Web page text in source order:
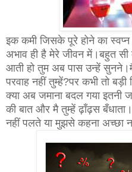
इक कमी जिसके पूरे होने का स्वप्न
अभाव ही है मेरे जीवन में।बहुत
आती हो तुम अब पास उन्हें
परवाह नहीं तुम्हें?पर कभी तो बड़ी
क्या अब जमाना बदल गया
की बात और मै तुम्हें ढ़ाँढ़स
नहीं पलते या मुझसे कहना अच्छा